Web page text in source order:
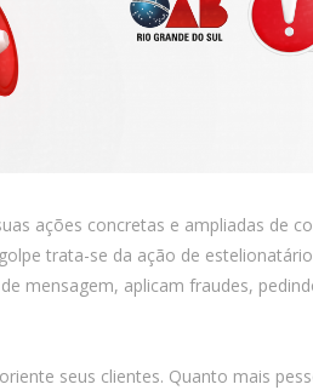
ações concretas e ampliadas de
trata-se da ação de
mensagem, aplicam fraudes,
seus clientes. Quanto mais